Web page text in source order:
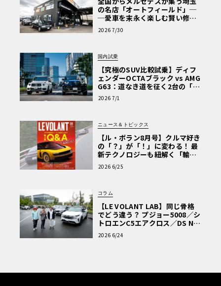
の名店「オートフィールド」─
─愛車を末永く楽しむ賢い修理
術と、プロがフックス製オイル
を選ぶ理由〈PR〉
2026 7/30
国内試乗
【究極のSUV比較試乗】ディフ
ェンダーOCTAブラック vs AMG
G63：道なき道を征く2台の「対
極的アプローチ」
2026 7/1
ニュース＆トピックス
【ル・ボラン8月号】クルマ好き
の「？」が「！」に変わる！ 最
新テクノロジーも紐解く「輸入
車Q&A」
2026 6/25
コラム
【LE VOLANT LAB】同じ骨格
でどう違う？ プジョー5008／シ
トロエンC5エアクロス／DS Nº4
読者一気乗りレポート
2026 6/24